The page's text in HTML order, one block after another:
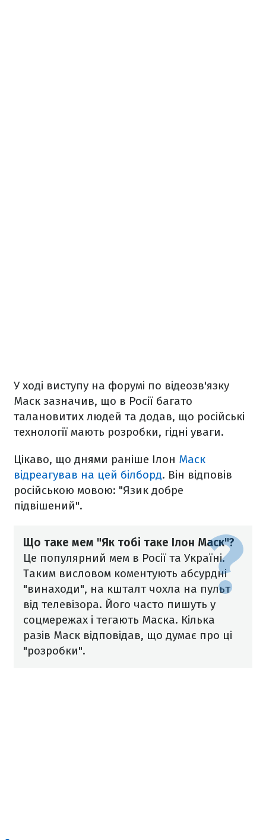
У ході виступу на форумі по відеозв'язку
Маск зазначив, що в Росії багато
талановитих людей та додав, що російські
технології мають розробки, гідні уваги.
Цікаво, що днями раніше Ілон Маск
відреагував на цей білборд. Він відповів
російською мовою: "Язик добре
підвішений".
Що таке мем "Як тобі таке Ілон Маск"?
Це популярний мем в Росії та Україні.
Таким висловом коментують абсурдні
"винаходи", на кшталт чохла на пульт
від телевізора. Його часто пишуть у
соцмережах і тегають Маска. Кілька
разів Маск відповідав, що думає про ці
"розробки".